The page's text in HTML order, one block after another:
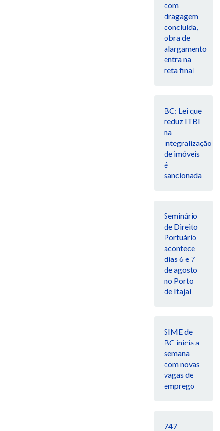
com
dragagem
concluída,
obra de
alargamento
entra na
reta final
BC: Lei que
reduz ITBI
na
integralização
de imóveis
é
sancionada
Seminário
de Direito
Portuário
acontece
dias 6 e 7
de agosto
no Porto
de Itajaí
SIME de
BC inicia a
semana
com novas
vagas de
emprego
747